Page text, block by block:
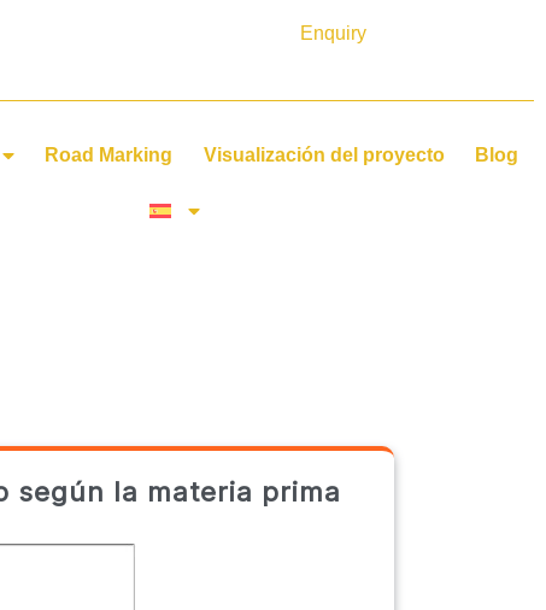
Enquiry
Road Marking Visualización del proyecto Blog
según la materia prima